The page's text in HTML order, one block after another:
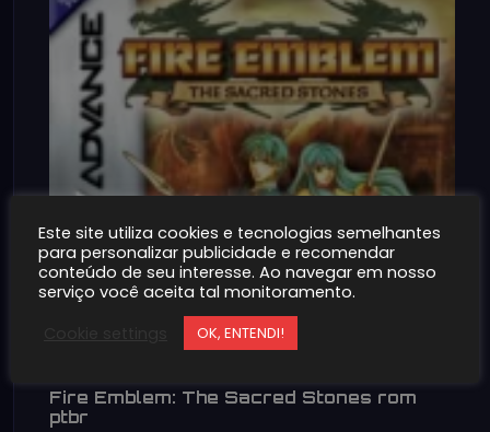
Fire Emblem: The Sacred Stones rom
ptbr
Este site utiliza cookies e tecnologias semelhantes
para personalizar publicidade e recomendar
conteúdo de seu interesse. Ao navegar em nosso
serviço você aceita tal monitoramento.
OK, ENTENDI!